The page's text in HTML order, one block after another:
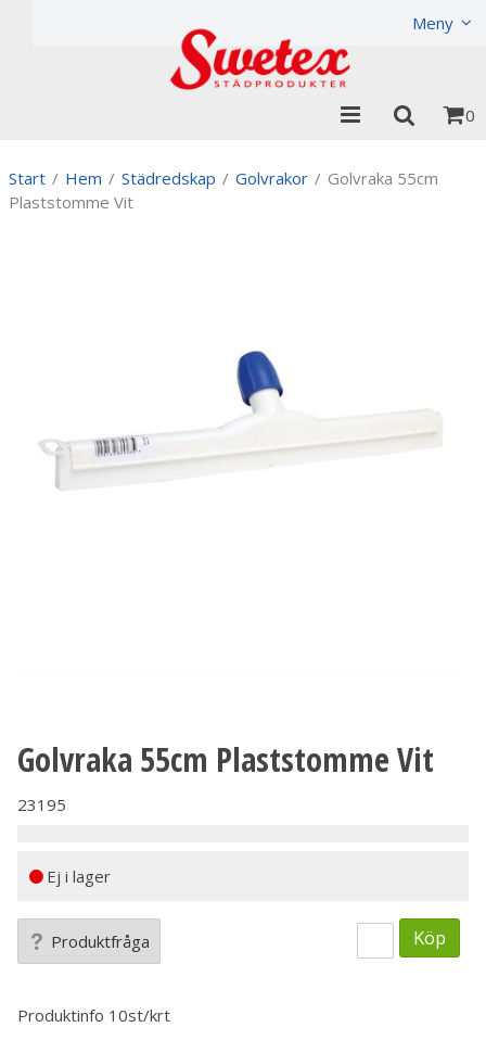
Meny
0
Start / Hem / Städredskap / Golvrakor / Golvraka 55cm
Plaststomme Vit
Golvraka 55cm Plaststomme Vit
23195
Ej i lager
Produktfråga Köp
Produktinfo 10st/krt